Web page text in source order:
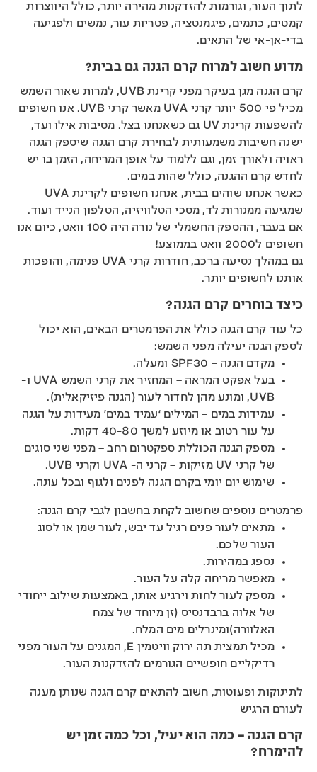
לתוך העור, וגורמות להזדקנות מהירה יותר, כולל היווצרות
קמטים, כתמים, פיגמנטציה, פטריות עור, נמשים ולפגיעה
בדי-אן-אי של התאים.
מדוע חשוב למרוח קרם הגנה גם בבית?
קרם הגנה מגן בעיקר מפני קרינת UVB, למרות שאור השמש
מכיל פי 500 יותר קרני UVA מאשר קרני UVB. אנו חשופים
להשפעות קרינת UV גם כשאנחנו בצל. מסיבות אילו ועד,
ישנה חשיבות משמעותית לבחירת קרם הגנה שיספק הגנה
ראויה ולאורך זמן, וגם ללמוד על אופן המריחה, הזמן בו יש
לחדש קרם ההגנה, כולל שהות במים.
כאשר אנחנו שוהים בבית, אנחנו חשופים לקרינת UVA
שמגיעה ממנורות לד, מסכי הטלוויזיה, הטלפון הנייד ועוד.
אם בעבר, ההספק החשמלי של נורה היה 100 וואט, כיום אנו
חשופים ל2000 וואט בממוצע!
גם במהלך נסיעה ברכב, חודרות קרני UVA פנימה, והופכות
אותנו לחשופים יותר.
כיצד בוחרים קרם הגנה?
כל עוד קרם הגנה כולל את הפרמטרים הבאים, הוא יכול
לספק הגנה יעילה מפני השמש:
מקדם הגנה – SPF30 ומעלה.
בעל אפקט המראה – המחזיר את קרני השמש UVA ו-
UVB, ומונע מהן לחדור לעור (הגנה פיזיקאלית).
עמידות במים – המילים ‘עמיד במים’ מעידות על הגנה
על עור רטוב או מיוזע למשך 40-80 דקות.
מספק הגנה הכוללת ספקטרום רחב – מפני שני סוגים
של קרני UV מזיקות – קרני ה- UVA וקרני UVB.
שימוש יום יומי בקרם הגנה לפנים ולגוף ובכל עונה.
פרמטרים נוספים שחשוב לקחת בחשבון לגבי קרם הגנה:
מתאים לעור פנים רגיל עד יבש, לעור שמן או לסוג
העור שלכם.
נספג במהירות.
מאפשר מריחה קלה על העור.
מספק לעור לחות וירגיע אותו, באמצעות שילוב ייחודי
של אלוה ברבדנסיס (זן מיוחד של צמח
האלוורה)ומינרלים מים המלח.
מכיל תמצית תה ירוק וויטמין E, המגנים על העור מפני
רדיקליים חופשיים הגורמים להזדקנות העור.
לתינוקות ופעוטות, חשוב להתאים קרם הגנה שנותן מענה
לעורם הרגיש
קרם הגנה – כמה הוא יעיל, וכל כמה זמן יש
להימרח?